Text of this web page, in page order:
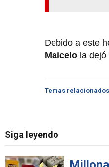
Debido a este
Maicelo la dejó
Temas relacionados
Siga leyendo